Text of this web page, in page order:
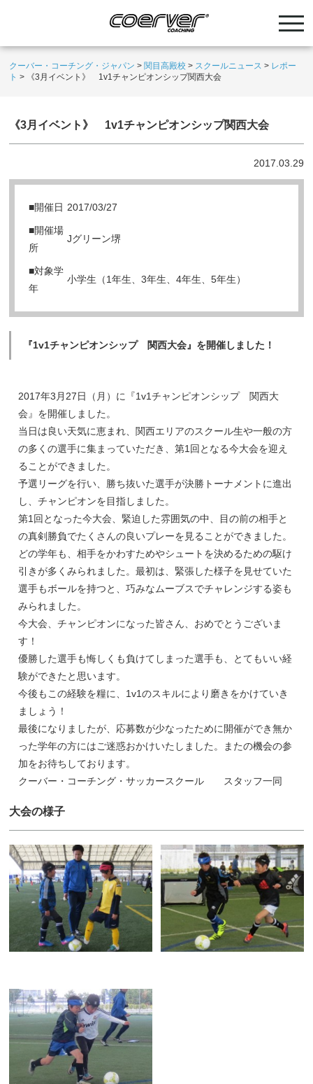
クーバー・コーチング・ジャパン > 関目高殿校 > スクールニュース > レポー
ト > 《3月イベント》 1v1チャンピオンシップ関西大会
《3月イベント》 1v1チャンピオンシップ関西大会
2017.03.29
■開催日 2017/03/27
■開催場
所
Jグリーン堺
■対象学
年
小学生（1年生、3年生、4年生、5年生）
『1v1チャンピオンシップ 関西大会』を開催しました！
2017年3月27日（月）に『1v1チャンピオンシップ 関西大
会』を開催しました。
当日は良い天気に恵まれ、関西エリアのスクール生や一般の方
の多くの選手に集まっていただき、第1回となる今大会を迎え
ることができました。
予選リーグを行い、勝ち抜いた選手が決勝トーナメントに進出
し、チャンピオンを目指しました。
第1回となった今大会、緊迫した雰囲気の中、目の前の相手と
の真剣勝負でたくさんの良いプレーを見ることができました。
どの学年も、相手をかわすためやシュートを決めるための駆け
引きが多くみられました。最初は、緊張した様子を見せていた
選手もボールを持つと、巧みなムーブスでチャレンジする姿も
みられました。
今大会、チャンピオンになった皆さん、おめでとうございま
す！
優勝した選手も悔しくも負けてしまった選手も、とてもいい経
験ができたと思います。
今後もこの経験を糧に、1v1のスキルにより磨きをかけていき
ましょう！
最後になりましたが、応募数が少なったために開催ができ無か
った学年の方にはご迷惑おかけいたしました。またの機会の参
加をお待ちしております。
クーバー・コーチング・サッカースクール スタッフ一同
大会の様子